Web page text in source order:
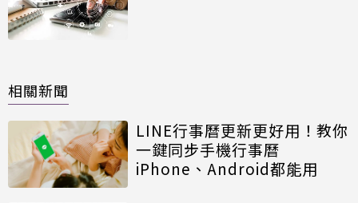
相關新聞
LINE行事曆更新更好用！教你
一鍵同步手機行事曆
iPhone、Android都能用